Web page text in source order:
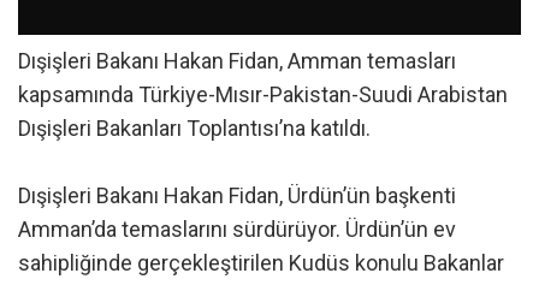
Dışişleri Bakanı Hakan Fidan, Amman temasları
kapsamında Türkiye-Mısır-Pakistan-Suudi Arabistan
Dışişleri Bakanları Toplantısı’na katıldı.
Dışişleri Bakanı Hakan Fidan, Ürdün’ün başkenti
Amman’da temaslarını sürdürüyor. Ürdün’ün ev
sahipliğinde gerçekleştirilen Kudüs konulu Bakanlar